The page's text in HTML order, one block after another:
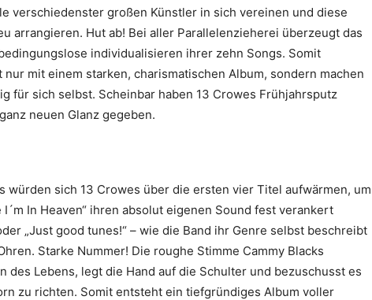
verschiedenster großen Künstler in sich vereinen und diese
arrangieren. Hut ab! Bei aller Parallelenzieherei überzeugt das
individualisieren ihrer zehn Songs. Somit
mit einem starken, charismatischen Album, sondern machen
für sich selbst. Scheinbar haben 13 Crowes Frühjahrsputz
neuen Glanz gegeben.
würden sich 13 Crowes über die ersten vier Titel aufwärmen, um
I´m In Heaven“ ihren absolut eigenen Sound fest verankert
„Just good tunes!“ – wie die Band ihr Genre selbst beschreibt
Starke Nummer! Die roughe Stimme Cammy Blacks
des Lebens, legt die Hand auf die Schulter und bezuschusst es
zu richten. Somit entsteht ein tiefgründiges Album voller